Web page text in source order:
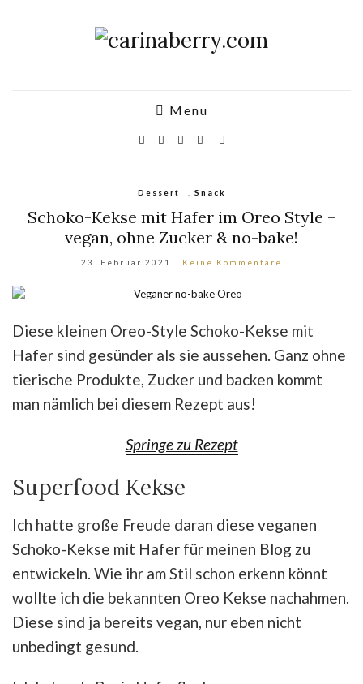
Menu
Dessert Snack
Schoko-Kekse mit Hafer im Oreo Style –
vegan, ohne Zucker & no-bake!
23. Februar 2021 Keine Kommentare
Diese kleinen Oreo-Style Schoko-Kekse mit
Hafer sind gesünder als sie aussehen. Ganz ohne
tierische Produkte, Zucker und backen kommt
man nämlich bei diesem Rezept aus!
Springe zu Rezept
Superfood Kekse
Ich hatte große Freude daran diese veganen
Schoko-Kekse mit Hafer für meinen Blog zu
entwickeln. Wie ihr am Stil schon erkenn könnt
wollte ich die bekannten Oreo Kekse nachahmen.
Diese sind ja bereits vegan, nur eben nicht
unbedingt gesund.